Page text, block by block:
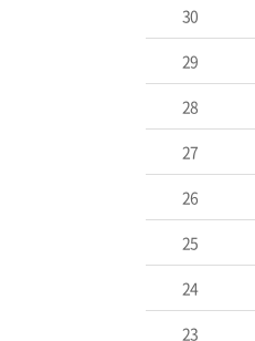
30
29
28
27
26
25
24
23